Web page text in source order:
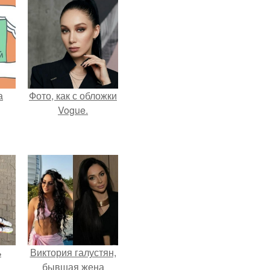
Фото, как с обложки
Vogue.
Виктория галустян,
бывшая жена